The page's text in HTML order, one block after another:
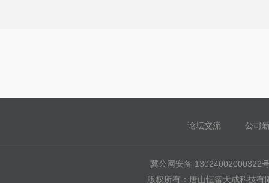
论坛交流 公司
冀公网安备 13024002000322
版权所有：唐山恒智天成科技